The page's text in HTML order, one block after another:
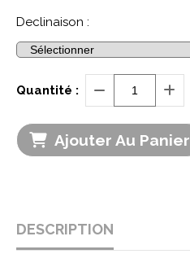
Declinaison :
Quantité :
Ajouter Au Panier
DESCRIPTION